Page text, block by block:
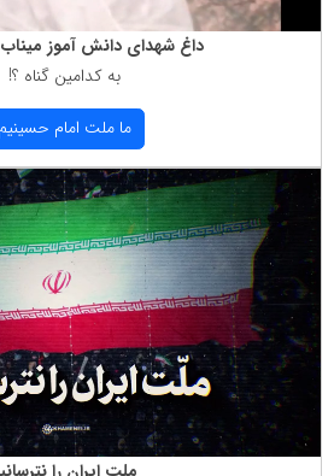
داغ شهدای دانش آموز
به كدامین گناه ؟!
ما ملت امام حسینیم
ملت ایران را